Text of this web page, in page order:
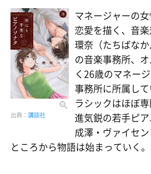
出典： 講談社
マネージャーの
恋愛を描く、音
環奈（たちばな
の音楽事務所、
く26歳のマネー
事務所に所属し
ラシックはほぼ
進気鋭の若手ピ
成澤・ヴァイセ
ところから物語は始まっていく。